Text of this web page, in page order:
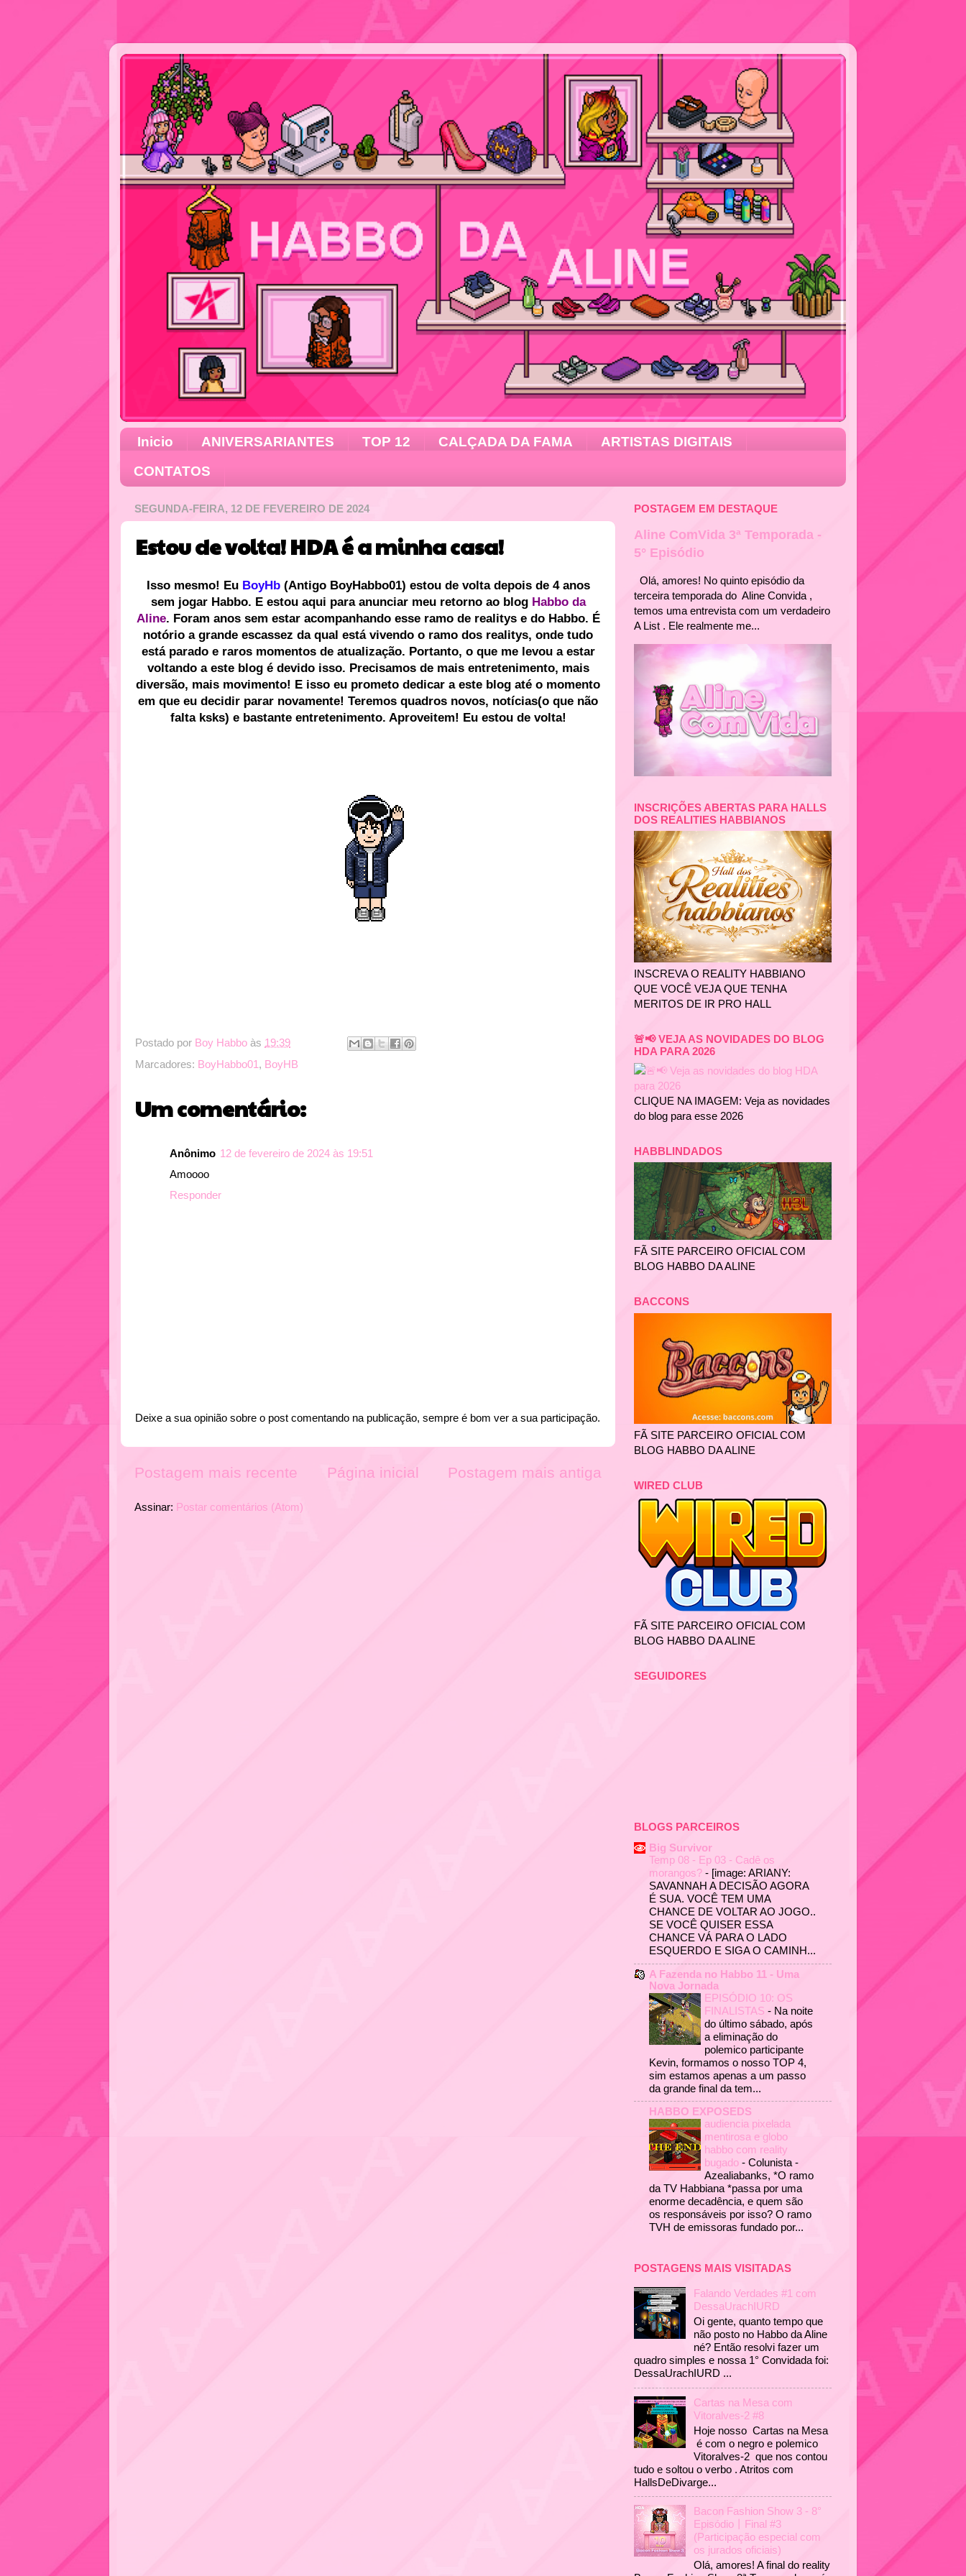
Inicio ANIVERSARIANTES TOP 12 CALÇADA DA FAMA
ARTISTAS DIGITAIS
CONTATOS
SEGUNDA-FEIRA, 12 DE FEVEREIRO DE 2024
Estou de volta! HDA é a minha casa!
Isso mesmo! Eu BoyHb (Antigo BoyHabbo01) estou de volta depois de 4 anos
sem jogar Habbo. E estou aqui para anunciar meu retorno ao blog Habbo da
Aline. Foram anos sem estar acompanhando esse ramo de realitys e do Habbo. É
notório a grande escassez da qual está vivendo o ramo dos realitys, onde tudo
está parado e raros momentos de atualização. Portanto, o que me levou a estar
voltando a este blog é devido isso. Precisamos de mais entretenimento, mais
diversão, mais movimento! E isso eu prometo dedicar a este blog até o momento
em que eu decidir parar novamente! Teremos quadros novos, notícias(o que não
falta ksks) e bastante entretenimento. Aproveitem! Eu estou de volta!
Postado por Boy Habbo às 19:39
Marcadores: BoyHabbo01 , BoyHB
Um comentário:
Anônimo 12 de fevereiro de 2024 às 19:51
Amoooo
Responder
Deixe a sua opinião sobre o post comentando na publicação, sempre é bom ver a sua participação.
Postagem mais recente Postagem mais antiga
Página inicial
Assinar: Postar comentários (Atom)
POSTAGEM EM DESTAQUE
Aline ComVida 3ª Temporada -
5° Episódio
Olá, amores! No quinto episódio da
terceira temporada do Aline Convida ,
temos uma entrevista com um verdadeiro
A List . Ele realmente me...
INSCRIÇÕES ABERTAS PARA HALLS
DOS REALITIES HABBIANOS
INSCREVA O REALITY HABBIANO
QUE VOCÊ VEJA QUE TENHA
MERITOS DE IR PRO HALL
🚨📢 VEJA AS NOVIDADES DO BLOG
HDA PARA 2026
CLIQUE NA IMAGEM: Veja as novidades
do blog para esse 2026
HABBLINDADOS
FÃ SITE PARCEIRO OFICIAL COM
BLOG HABBO DA ALINE
BACCONS
FÃ SITE PARCEIRO OFICIAL COM
BLOG HABBO DA ALINE
WIRED CLUB
FÃ SITE PARCEIRO OFICIAL COM
BLOG HABBO DA ALINE
SEGUIDORES
BLOGS PARCEIROS
Big Survivor
Temp 08 - Ep 03 - Cadê os
morangos? - [image: ARIANY:
SAVANNAH A DECISÃO AGORA
É SUA. VOCÊ TEM UMA
CHANCE DE VOLTAR AO JOGO..
SE VOCÊ QUISER ESSA
CHANCE VÁ PARA O LADO
ESQUERDO E SIGA O CAMINH...
A Fazenda no Habbo 11 - Uma
Nova Jornada
EPISÓDIO 10: OS
FINALISTAS - Na noite
do último sábado, após
a eliminação do
polemico participante
Kevin, formamos o nosso TOP 4,
sim estamos apenas a um passo
da grande final da tem...
HABBO EXPOSEDS
audiencia pixelada
mentirosa e globo
habbo com reality
bugado - Colunista -
Azealiabanks, *O ramo
da TV Habbiana *passa por uma
enorme decadência, e quem são
os responsáveis por isso? O ramo
TVH de emissoras fundado por...
POSTAGENS MAIS VISITADAS
Falando Verdades #1 com
DessaUrachIURD
Oi gente, quanto tempo que
não posto no Habbo da Aline
né? Então resolvi fazer um
quadro simples e nossa 1° Convidada foi:
DessaUrachIURD ...
Cartas na Mesa com
Vitoralves-2 #8
Hoje nosso Cartas na Mesa
é com o negro e polemico
Vitoralves-2 que nos contou
tudo e soltou o verbo . Atritos com
HallsDeDivarge...
Bacon Fashion Show 3 - 8°
Episódio丨Final #3
(Participação especial com
os jurados oficiais)
Olá, amores! A final do reality